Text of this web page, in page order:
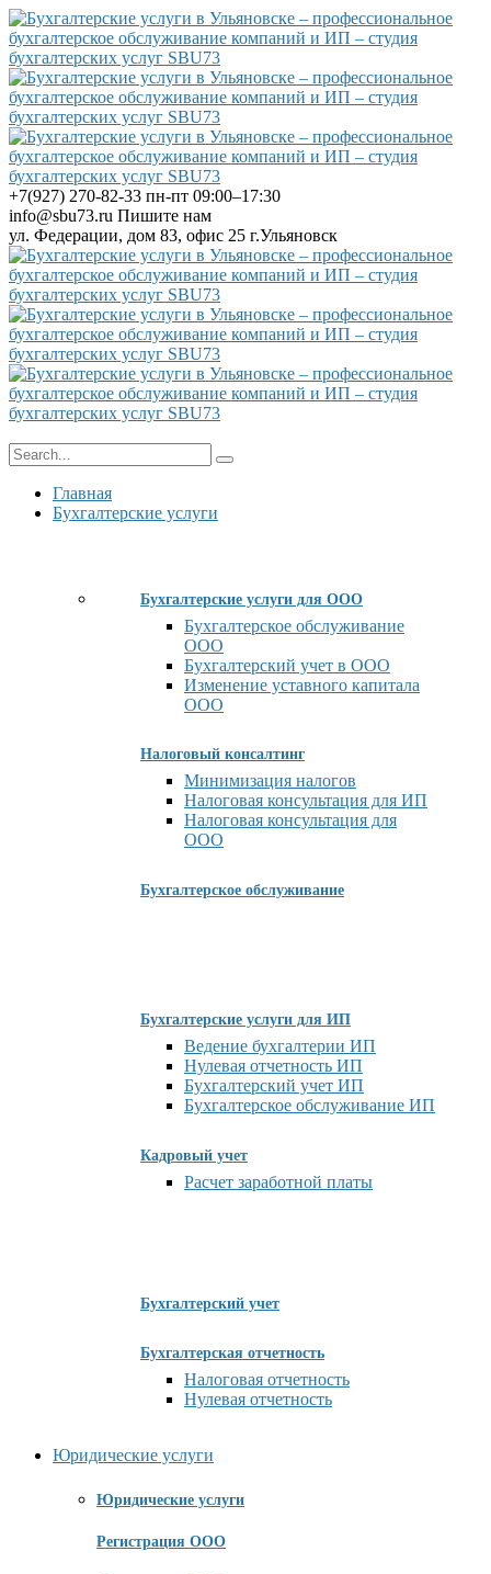
+7(927) 270-82-33 пн-пт 09:00–17:30
info@sbu73.ru Пишите нам
ул. Федерации, дом 83, офис 25 г.Ульяновск
Главная
Бухгалтерские услуги
Бухгалтерские услуги для ООО
Бухгалтерское обслуживание
ООО
Бухгалтерский учет в ООО
Изменение уставного капитала
ООО
Налоговый консалтинг
Минимизация налогов
Налоговая консультация для ИП
Налоговая консультация для
ООО
Бухгалтерское обслуживание
Бухгалтерские услуги для ИП
Ведение бухгалтерии ИП
Нулевая отчетность ИП
Бухгалтерский учет ИП
Бухгалтерское обслуживание ИП
Кадровый учет
Расчет заработной платы
Бухгалтерский учет
Бухгалтерская отчетность
Налоговая отчетность
Нулевая отчетность
Юридические услуги
Юридические услуги
Регистрация ООО